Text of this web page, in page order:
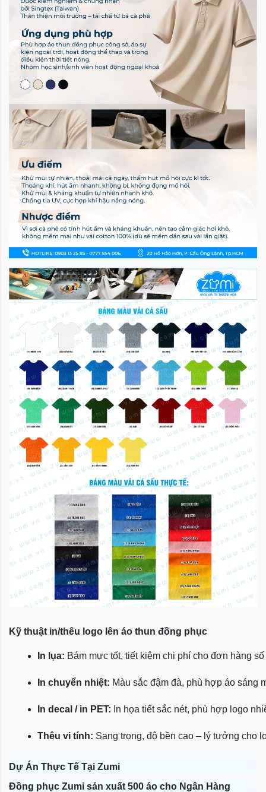
Kỹ thuật in/thêu logo lên áo thun đồng phục
In lụa: Bám mực tốt, tiết kiệm chi phí cho đơn hàng
In chuyển nhiệt: Màu sắc đậm đà, phù hợp áo sáng
In decal / in PET: In họa tiết sắc nét, phù hợp logo
Thêu vi tính: Sang trọng, độ bền cao – lý tưởng cho
Dự Án Thực Tế Tại Zumi
Đồng phục Zumi sản xuất 500 áo cho Ngân Hàng